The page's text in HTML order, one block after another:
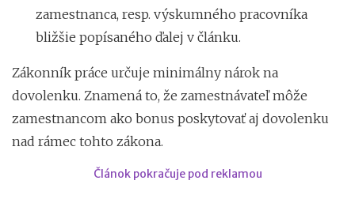
zamestnanca, resp. výskumného pracovníka
bližšie popísaného ďalej v článku.
Zákonník práce určuje minimálny nárok na
dovolenku. Znamená to, že zamestnávateľ môže
zamestnancom ako bonus poskytovať aj dovolenku
nad rámec tohto zákona.
Článok pokračuje pod reklamou